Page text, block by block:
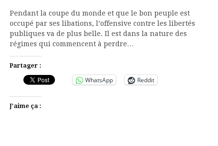
Pendant la coupe du monde et que le bon peuple est
occupé par ses libations, l’offensive contre les libertés
publiques va de plus belle. Il est dans la nature des
régimes qui commencent à perdre…
Partager :
WhatsApp Reddit
J’aime ça :